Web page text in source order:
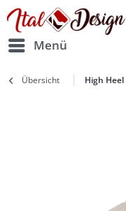
Zur Hauptnavigation
Menü
Übersicht High